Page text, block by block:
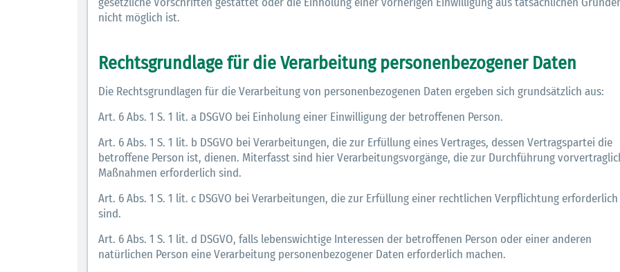
nicht möglich ist.
Rechtsgrundlage für die Verarbeitung personenbezogener Daten
Die Rechtsgrundlagen für die Verarbeitung von personenbezogenen Daten ergeben sich grundsätzlich aus:
Art. 6 Abs. 1 S. 1 lit. a DSGVO bei Einholung einer Einwilligung der betroffenen Person.
Art. 6 Abs. 1 S. 1 lit. b DSGVO bei Verarbeitungen, die zur Erfüllung eines Vertrages, dessen Vertragspartei die
betroffene Person ist, dienen. Miterfasst sind hier Verarbeitungsvorgänge, die zur Durchführung
Maßnahmen erforderlich sind.
Art. 6 Abs. 1 S. 1 lit. c DSGVO bei Verarbeitungen, die zur Erfüllung einer rechtlichen Verpflichtung erforderlich
sind.
Art. 6 Abs. 1 S. 1 lit. d DSGVO, falls lebenswichtige Interessen der betroffenen Person oder einer anderen
natürlichen Person eine Verarbeitung personenbezogener Daten erforderlich machen.